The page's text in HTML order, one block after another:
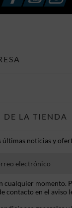
LA TIENDA
últimas noticias y
cualquier momento.
contacto en el aviso